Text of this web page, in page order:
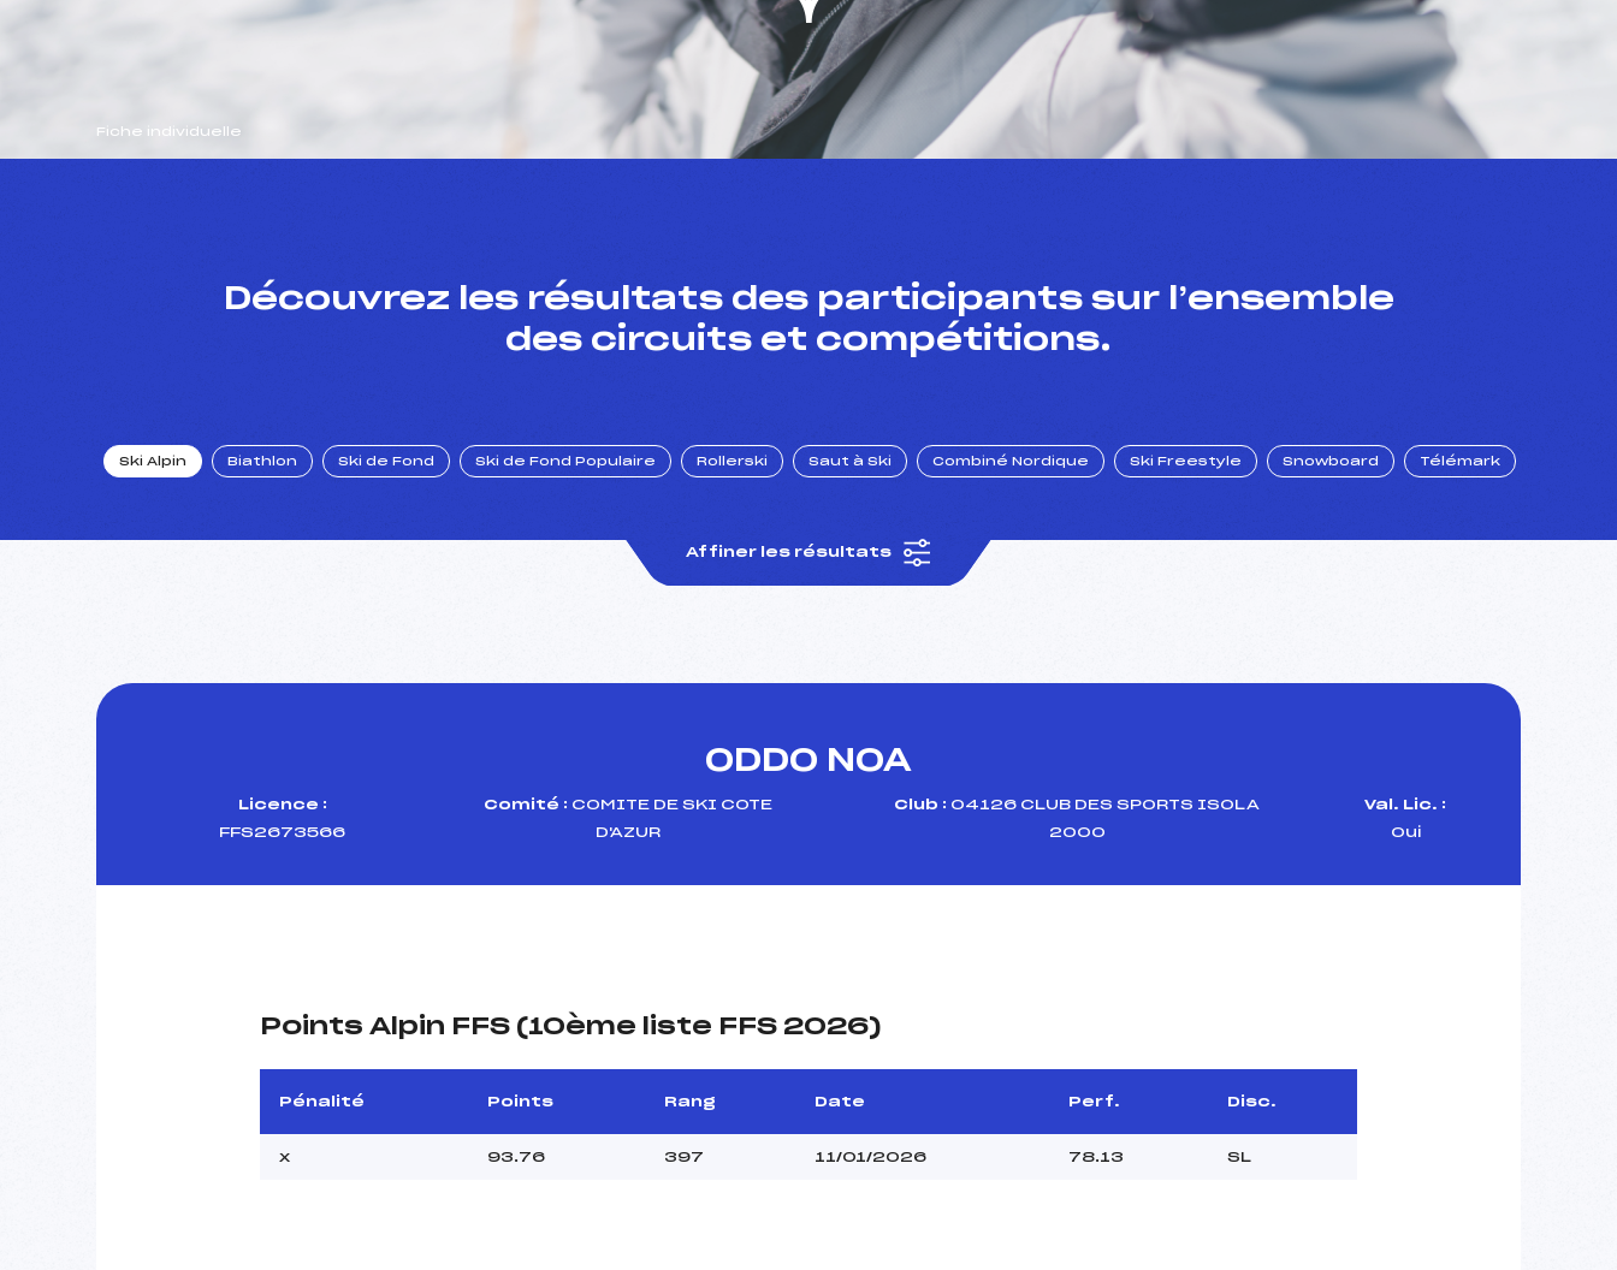
Fiche individuelle
Découvrez les résultats des participants sur l’ensemble
des circuits et compétitions.
Ski Alpin Biathlon Ski de Fond Ski de Fond Populaire Rollerski Saut à Ski Combiné Nordique Ski Freestyle Snowboard Télémark
Affiner les résultats
ODDO NOA
Licence :
FFS2673566
Comité : COMITE DE SKI COTE
D'AZUR
Club : 04126 CLUB DES SPORTS ISOLA
2000
Val. Lic. :
Oui
Points Alpin FFS (10ème liste FFS 2026)
Pénalité Points Rang Date Perf. Disc.
x 93.76 397 11/01/2026 78.13 SL